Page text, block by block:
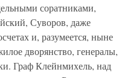
соратниками,
Суворов, даже
и, разумеется, ныне
дворянство, генералы,
Граф Клейнмихель, над